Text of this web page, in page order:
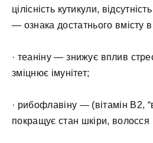
цілісність кутикули,
— ознака достатнього вмісту в
· теаніну — знижує вплив
зміцнює імунітет;
· рибофлавіну — (вітамін В2,
покращує стан шкіри, волосся і